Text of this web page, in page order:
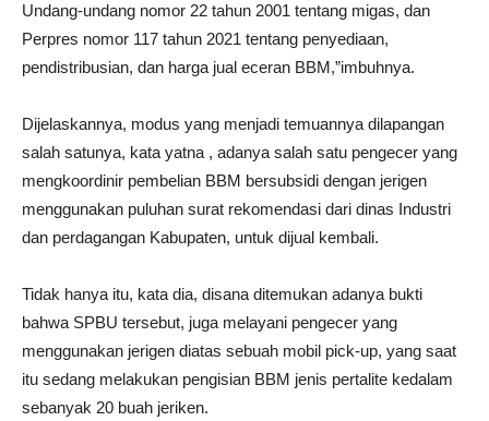
Undang-undang nomor 22 tahun 2001 tentang migas, dan
Perpres nomor 117 tahun 2021 tentang penyediaan,
pendistribusian, dan harga jual eceran BBM,”imbuhnya.
Dijelaskannya, modus yang menjadi temuannya dilapangan
salah satunya, kata yatna , adanya salah satu pengecer yang
mengkoordinir pembelian BBM bersubsidi dengan jerigen
menggunakan puluhan surat rekomendasi dari dinas Industri
dan perdagangan Kabupaten, untuk dijual kembali.
Tidak hanya itu, kata dia, disana ditemukan adanya bukti
bahwa SPBU tersebut, juga melayani pengecer yang
menggunakan jerigen diatas sebuah mobil pick-up, yang saat
itu sedang melakukan pengisian BBM jenis pertalite kedalam
sebanyak 20 buah jeriken.